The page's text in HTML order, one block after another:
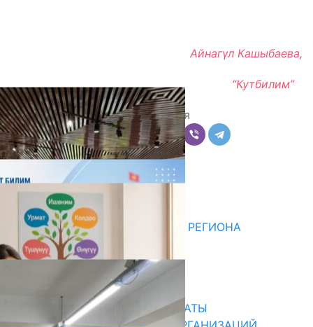
Айнагүл Кашыбаева,
“Кутбилим”
Поделиться
Комментарии
Последние новости
ДЛЯ МЕТОДИСТОВ ЮЖНОГО РЕГИОНА
НАЧАЛОСЬ ОБУЧЕНИЕ
05.08.2026
В ПРИМЕРНЫЕ ТИПОВЫЕ ШТАТЫ